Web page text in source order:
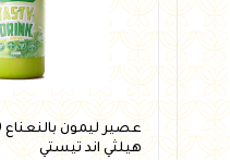
أضف
هيلثي اند تيستي